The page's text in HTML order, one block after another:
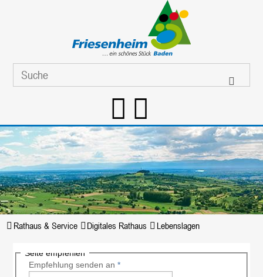
Rathaus & Service Digitales Rathaus Lebenslagen
Seite empfehlen
Empfehlung senden an *